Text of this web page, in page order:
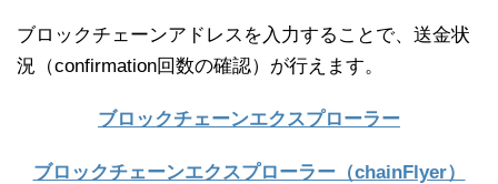
ブロックチェーンアドレスを入力することで、送金状
況（confirmation回数の確認）が行えます。
ブロックチェーンエクスプローラー
ブロックチェーンエクスプローラー（chainFlyer）